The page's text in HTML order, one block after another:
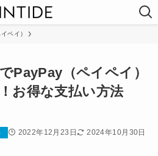
ペイ）
PayPay（ペイペイ）
お得な支払い方法
2022年12月23日 2024年10月30日